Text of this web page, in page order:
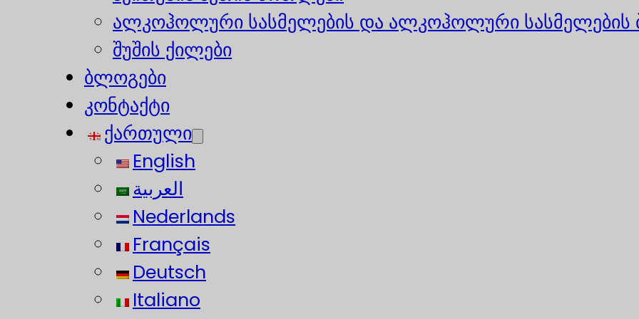
ალკოჰოლური სასმელების და ალკოჰოლური
შუშის ქილები
ბლოგები
კონტაქტი
ქართული
English
العربية
Nederlands
Français
Deutsch
Italiano